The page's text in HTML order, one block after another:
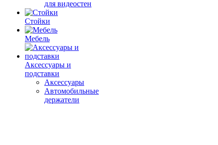
для видеостен
Стойки
Мебель
Аксессуары и
подставки
Аксессуары
Автомобильные
держатели